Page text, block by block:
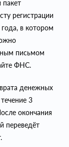
регистрации
в котором
письмом
ФНС.
денежных
3
окончания
переведёт